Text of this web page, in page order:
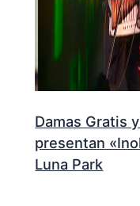
Damas Gratis
presentan
Luna Park